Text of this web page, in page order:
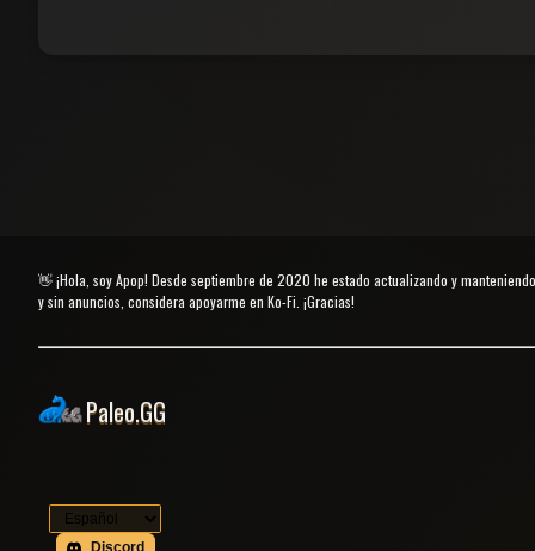
👋 ¡Hola, soy Apop! Desde septiembre de 2020 he estado actualizando y
y sin anuncios, considera apoyarme en Ko-Fi. ¡Gracias!
Paleo.GG
Discord